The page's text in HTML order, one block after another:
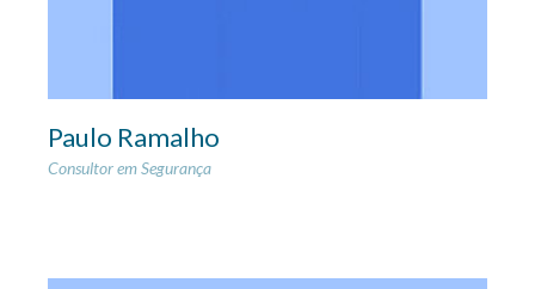
Paulo Ramalho
Consultor em Segurança